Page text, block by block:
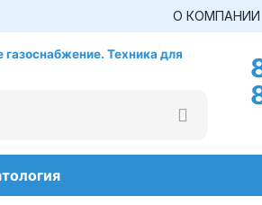
О КОМПАНИИ
Техника для